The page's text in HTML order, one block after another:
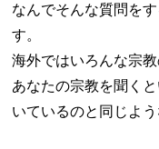
なんでそんな質問を
す。
海外ではいろんな宗教
あなたの宗教を聞く
いているのと同じよう